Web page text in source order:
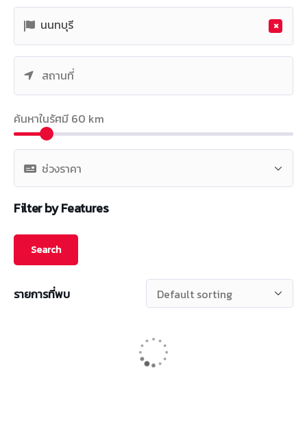
×
นนทบุรี
ค้นหาในรัศมี 60 km
Filter by Features
รายการที่พบ